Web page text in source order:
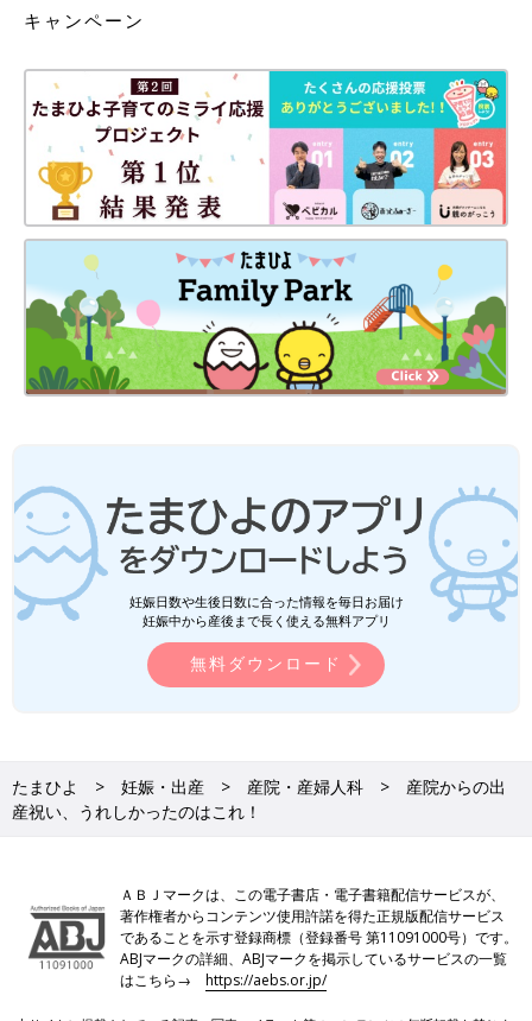
キャンペーン
妊娠日数や生後日数に合った情報を毎日お届け
妊娠中から産後まで長く使える無料アプリ
無料ダウンロード
たまひよ 妊娠・出産 産院・産婦人科
産院からの出
産祝い、うれしかったのはこれ！
ＡＢＪマークは、この電子書店・電子書籍配信サービスが、
著作権者からコンテンツ使用許諾を得た正規版配信サービス
であることを示す登録商標（登録番号 第11091000号）です。
ABJマークの詳細、ABJマークを掲示しているサービスの一覧
はこちら→https://aebs.or.jp/